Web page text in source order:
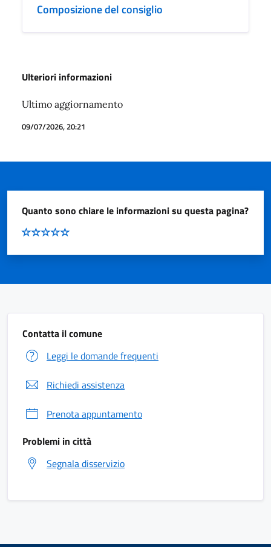
Composizione del consiglio
Ulteriori informazioni
Ultimo aggiornamento
09/07/2026, 20:21
Quanto sono chiare le informazioni su questa pagina?
Contatta il comune
Leggi le domande frequenti
Richiedi assistenza
Prenota appuntamento
Problemi in città
Segnala disservizio